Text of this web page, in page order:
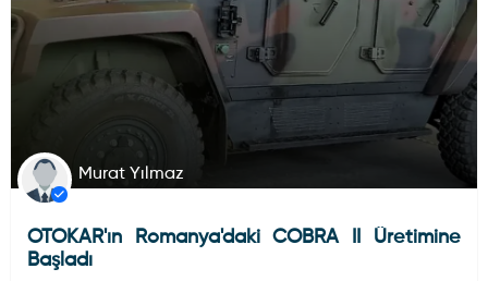
Murat Yılmaz
OTOKAR'ın Romanya'daki COBRA II Üretimine
Başladı